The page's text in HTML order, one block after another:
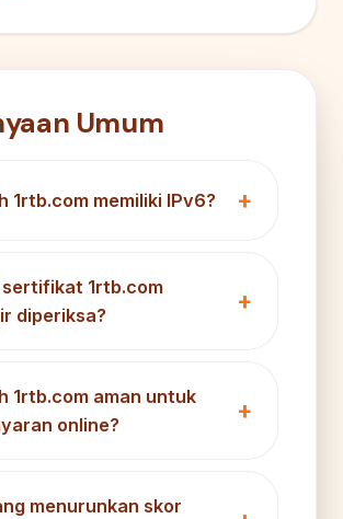
Umum
1rtb.com memiliki IPv6?
sertifikat 1rtb.com
diperiksa?
1rtb.com aman untuk
online?
menurunkan skor